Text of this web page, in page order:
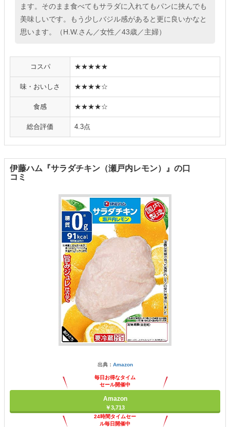
ます。そのまま食べてもサラダに入れてもパンに挟んでも
美味しいです。もう少しバジル感があると更に良いかなと
思います。（H.W.さん／女性／43歳／主婦）
コスパ ★★★★★
味・おいしさ ★★★★☆
食感 ★★★★☆
総合評価 4.3点
伊藤ハム『サラダチキン（瀬戸内レモン）』の口
コミ
出典： Amazon
毎日お得なタイム
セール開催中
Amazon
￥3,713
24時間タイムセー
ル毎日開催中